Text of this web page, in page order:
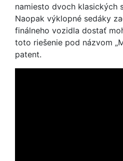
namiesto dvoch klasických
Naopak výklopné sedáky
finálneho vozidla dostať
toto riešenie pod názvom
patent.